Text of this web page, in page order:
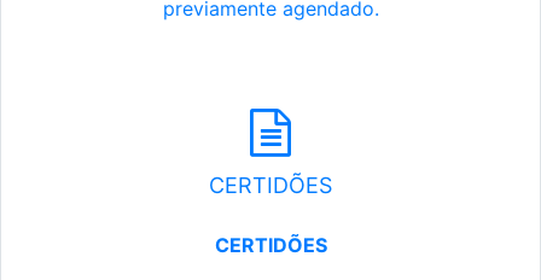
previamente agendado.
CERTIDÕES
CERTIDÕES